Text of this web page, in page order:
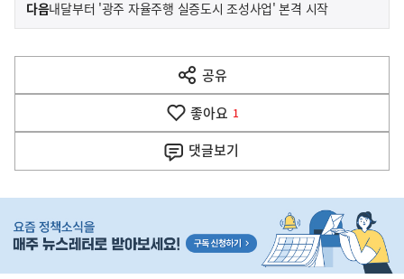
전
다
음
다음기
사
내달부터 '광주 자율주행 실증도시 조성사업' 본격 시작
공유
열
기
좋아요 1
댓글보기
단
배